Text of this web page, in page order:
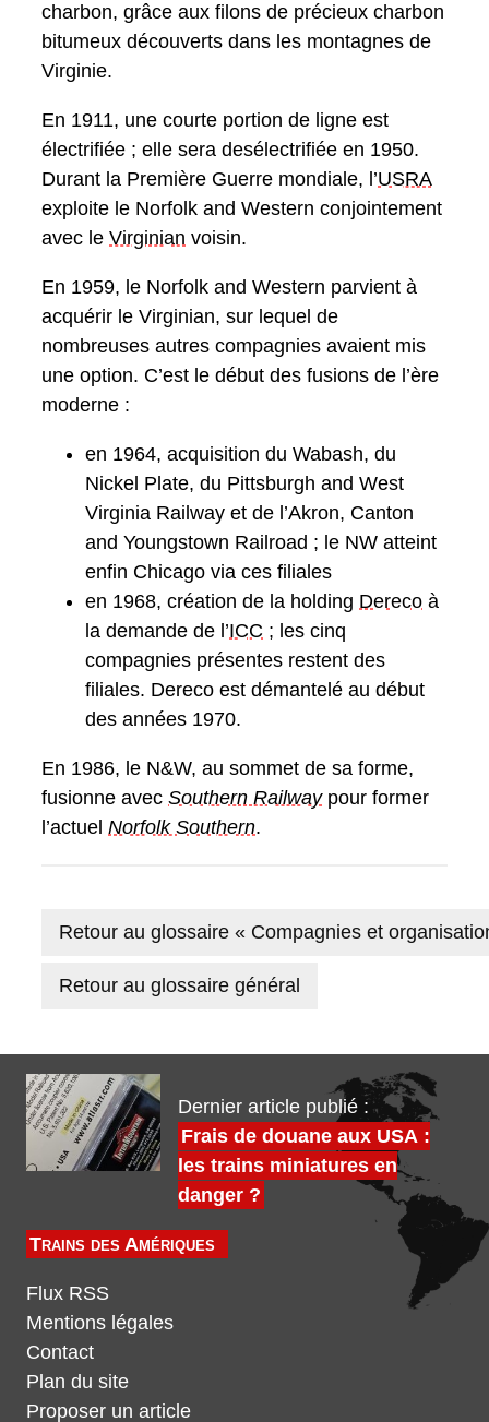
charbon, grâce aux filons de précieux charbon
bitumeux découverts dans les montagnes de
Virginie.
En 1911, une courte portion de ligne est
électrifiée ; elle sera desélectrifiée en 1950.
Durant la Première Guerre mondiale, l’USRA
exploite le Norfolk and Western conjointement
avec le Virginian voisin.
En 1959, le Norfolk and Western parvient à
acquérir le Virginian, sur lequel de
nombreuses autres compagnies avaient mis
une option. C’est le début des fusions de l’ère
moderne :
en 1964, acquisition du Wabash, du
Nickel Plate, du Pittsburgh and West
Virginia Railway et de l’Akron, Canton
and Youngstown Railroad ; le NW atteint
enfin Chicago via ces filiales
en 1968, création de la holding Dereco à
la demande de l’ICC ; les cinq
compagnies présentes restent des
filiales. Dereco est démantelé au début
des années 1970.
En 1986, le N&W, au sommet de sa forme,
fusionne avec Southern Railwaypour former
l’actuel Norfolk Southern.
Retour au glossaire « Compagnies et
Retour au glossaire général
Dernier article publié :
Frais de douane aux USA :
les trains miniatures en
danger ?
Trains des Amériques
Flux RSS
Mentions légales
Contact
Plan du site
Proposer un article